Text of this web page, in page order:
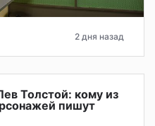
2 дня назад
Толстой: кому из
пишут